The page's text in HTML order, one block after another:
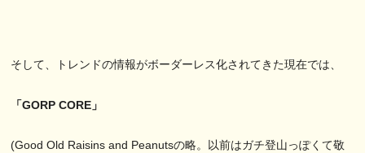
そして、トレンドの情報がボーダーレス化されてきた現在では、
「GORP CORE」
(Good Old Raisins and Peanutsの略。以前はガチ登山っぽくて敬